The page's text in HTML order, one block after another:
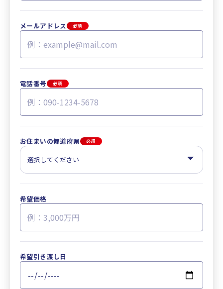
メールアドレス 必須
電話番号 必須
お住まいの都道府県 必須
希望価格
希望引き渡し日